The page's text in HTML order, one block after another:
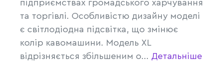
підприємствах громадського харчування
та торгівлі. Особливістю дизайну моделі
є світлодіодна підсвітка, що змінює
колір кавомашини. Модель XL
відрізняється збільшеним о... Детальніше